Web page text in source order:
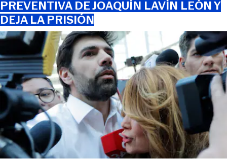
PREVENTIVA DE JOAQUÍN LAVÍN LEÓN Y
DEJA LA PRISIÓN